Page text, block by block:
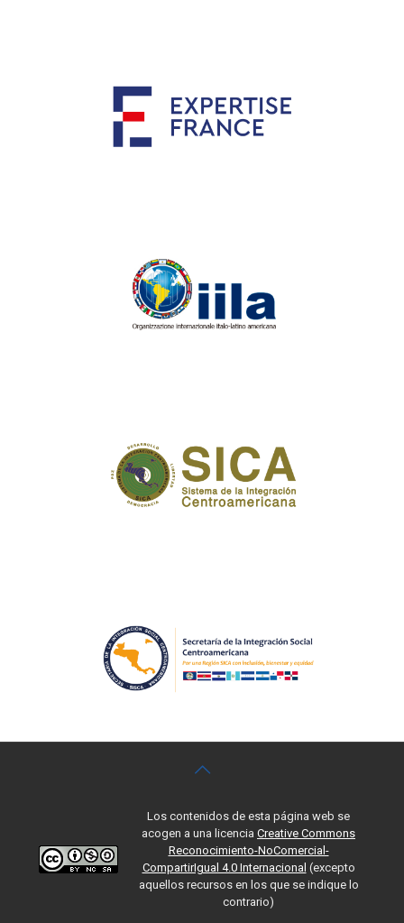
Los contenidos de esta página web se
acogen a una licencia Creative Commons
Reconocimiento-NoComercial-
CompartirIgual 4.0 Internacional (excepto
aquellos recursos en los que se indique lo
contrario)